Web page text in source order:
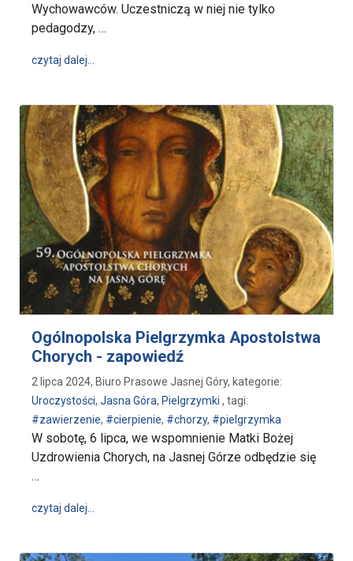
Wychowawców. Uczestniczą w niej nie tylko
pedagodzy, …
czytaj dalej…
Ogólnopolska Pielgrzymka Apostolstwa
Chorych - zapowiedź
2 lipca 2024, Biuro Prasowe Jasnej Góry, kategorie:
Uroczystości, Jasna Góra, Pielgrzymki , tagi:
#zawierzenie, #cierpienie, #chorzy, #pielgrzymka
W sobotę, 6 lipca, we wspomnienie Matki Bożej
Uzdrowienia Chorych, na Jasnej Górze odbędzie się
…
czytaj dalej…